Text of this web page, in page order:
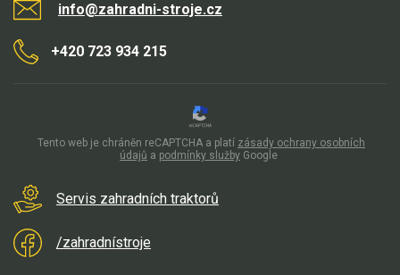
info@zahradni-stroje.cz
+420 723 934 215
Servis zahradních traktorů
/zahradnístroje
Tento web je chráněn reCAPTCHA a platí zásady ochrany osobních
údajů a podmínky služby Google